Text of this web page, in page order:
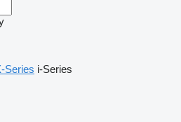
Series i-Series